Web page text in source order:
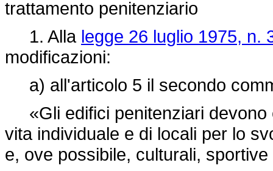
trattamento penitenziario
1. Alla legge 26 luglio 1975, n.
modificazioni:
a) all'articolo 5 il secondo
«Gli edifici penitenziari devono
vita individuale e di locali per lo
e, ove possibile, culturali,